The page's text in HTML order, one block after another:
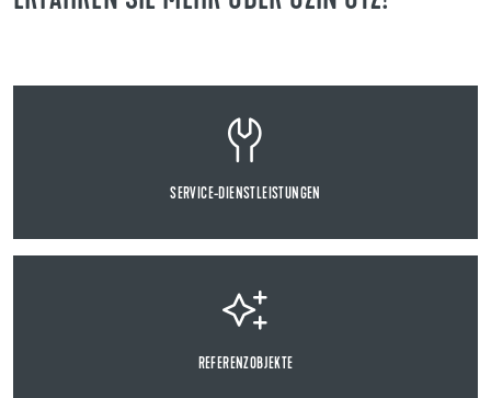
SERVICE-DIENSTLEISTUNGEN
REFERENZOBJEKTE